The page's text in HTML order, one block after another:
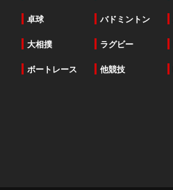
卓球 バドミントン
大相撲 ラグビー
ボートレース 他競技